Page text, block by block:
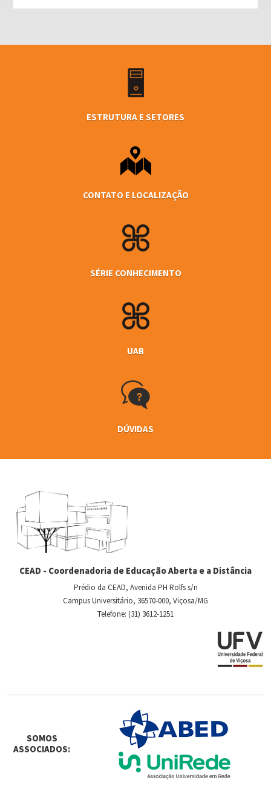
ESTRUTURA E SETORES
CONTATO E LOCALIZAÇÃO
SÉRIE CONHECIMENTO
UAB
DÚVIDAS
CEAD - Coordenadoria de Educação Aberta e a Distância
Prédio da CEAD, Avenida PH Rolfs s/n
Campus Universitário, 36570-000, Viçosa/MG
Telefone: (31) 3612-1251
SOMOS
ASSOCIADOS: